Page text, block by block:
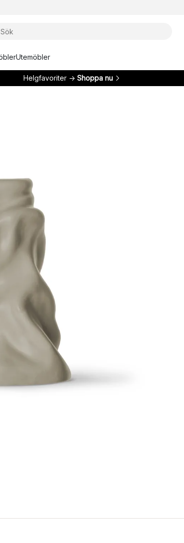
Utemöbler
Helgfavoriter → Shoppa nu